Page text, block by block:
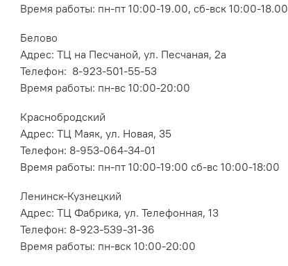
Время работы: пн-пт 10:00-19.00, сб-вск 10:00-18.00
Белово
Адрес: ТЦ на Песчаной, ул. Песчаная, 2а
Телефон: 8-923-501-55-53
Время работы: пн-вс 10:00-20:00
Краснобродский
Адрес: ТЦ Маяк, ул. Новая, 35
Телефон: 8-953-064-34-01
Время работы: пн-пт 10:00-19:00 сб-вс 10:00-18:00
Ленинск-Кузнецкий
Адрес: ТЦ Фабрика, ул. Телефонная, 13
Телефон: 8-923-539-31-36
Время работы: пн-вск 10:00-20:00